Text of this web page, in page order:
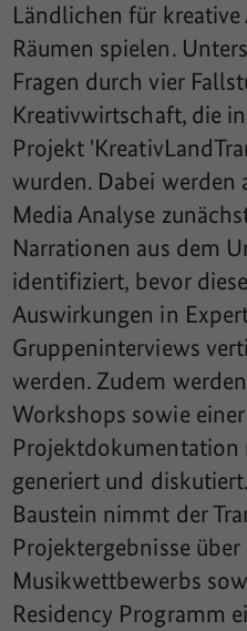
Ländlichen für
Räumen spielen.
Fragen durch vier
Kreativwirtschaft, die
Projekt
wurden. Dabei werden
Media Analyse
Narrationen aus dem
identifiziert, bevor
Auswirkungen in
Gruppeninterviews
werden. Zudem
Workshops sowie
Projektdokumentation
generiert und
Baustein nimmt der
Projektergebnisse
Musikwettbewerbs
Residency Programm